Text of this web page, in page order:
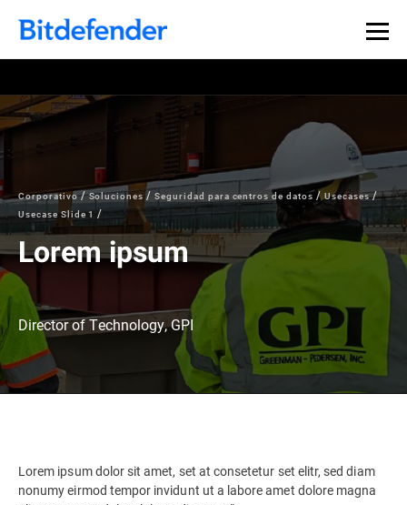
Corporativo Soluciones Seguridad para centros de datos
Usecases
Usecase Slide 1
Lorem ipsum
Director of Technology, GPI
Lorem ipsum dolor sit amet, set at consetetur set elitr, sed diam
nonumy eirmod tempor invidunt ut a labore amet dolore magna